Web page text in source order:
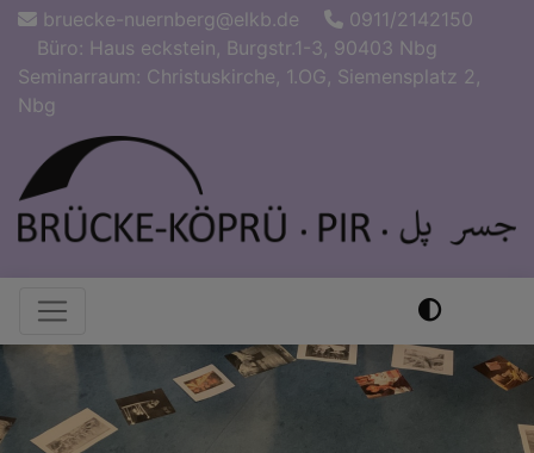
Direkt
Inhalt
bruecke-nuernberg@elkb.de
0911/2142150
Büro: Haus eckstein, Burgstr.1-3, 90403 Nbg
Seminarraum: Christuskirche, 1.OG, Siemensplatz 2,
Nbg
Hauptnavigation